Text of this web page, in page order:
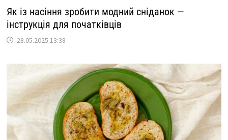
Як із насіння зробити модний сніданок —
інструкція для початківців
28.05.2025 13:38